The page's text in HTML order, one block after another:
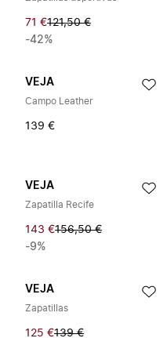
71 €121,50 €
-42%
VEJA
Campo Leather
139 €
VEJA
Zapatilla Recife
143 €156,50 €
-9%
VEJA
Zapatillas
125 €139 €